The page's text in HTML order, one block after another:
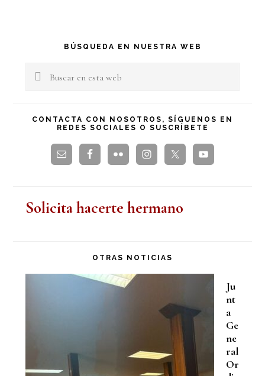
Barra
lateral
BÚSQUEDA EN NUESTRA WEB
Buscar
esta
CONTACTA CON NOSOTROS, SÍGUENOS EN
REDES SOCIALES O SUSCRÍBETE
Solicita hacerte hermano
OTRAS NOTICIAS
Ju
nt
a
Ge
ne
ral
Or